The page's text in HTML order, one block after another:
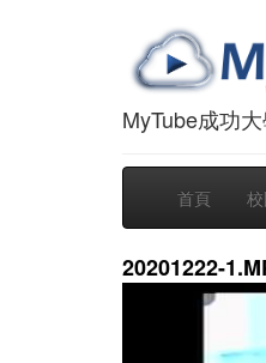
MyTube成功
首頁
20201222-